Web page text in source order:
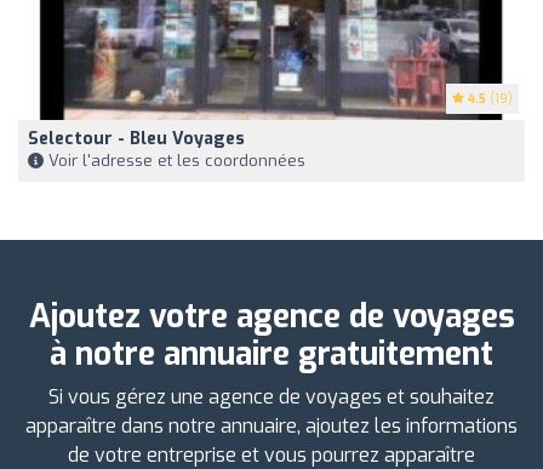
4.5 (19)
Selectour - Bleu Voyages
Voir l'adresse et les coordonnées
Ajoutez votre agence de voyages
à notre annuaire gratuitement
Si vous gérez une agence de voyages et souhaitez
apparaître dans notre annuaire, ajoutez les informations
de votre entreprise et vous pourrez apparaître